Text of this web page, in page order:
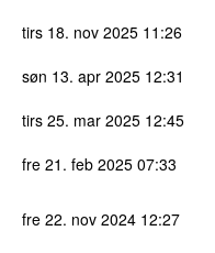
tirs 18. nov 2025 11:26
søn 13. apr 2025 12:31
tirs 25. mar 2025 12:45
fre 21. feb 2025 07:33
fre 22. nov 2024 12:27